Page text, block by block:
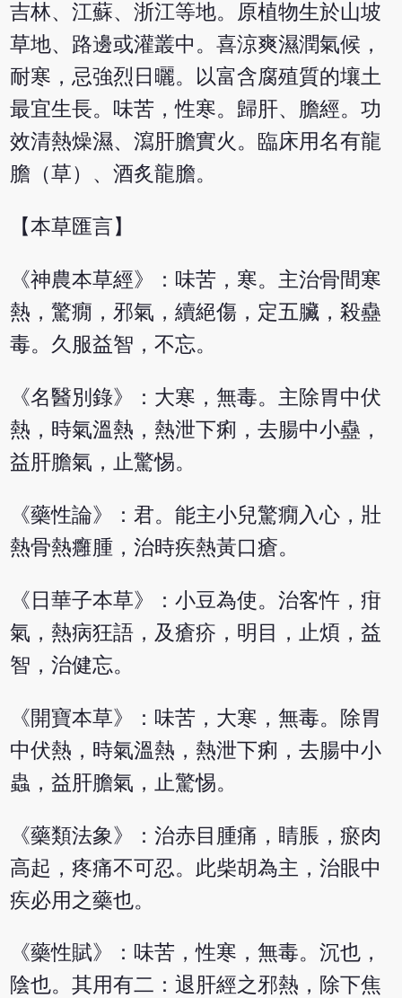
吉林、江蘇、浙江等地。原植物生於山坡
草地、路邊或灌叢中。喜涼爽濕潤氣候，
耐寒，忌強烈日曬。以富含腐殖質的壤土
最宜生長。味苦，性寒。歸肝、膽經。功
效清熱燥濕、瀉肝膽實火。臨床用名有龍
膽（草）、酒炙龍膽。
【本草匯言】
《神農本草經》：味苦，寒。主治骨間寒
熱，驚癇，邪氣，續絕傷，定五臟，殺蠱
毒。久服益智，不忘。
《名醫別錄》：大寒，無毒。主除胃中伏
熱，時氣溫熱，熱泄下痢，去腸中小蠱，
益肝膽氣，止驚惕。
《藥性論》：君。能主小兒驚癇入心，壯
熱骨熱癰腫，治時疾熱黃口瘡。
《日華子本草》：小豆為使。治客忤，疳
氣，熱病狂語，及瘡疥，明目，止煩，益
智，治健忘。
《開寶本草》：味苦，大寒，無毒。除胃
中伏熱，時氣溫熱，熱泄下痢，去腸中小
蟲，益肝膽氣，止驚惕。
《藥類法象》：治赤目腫痛，睛脹，瘀肉
高起，疼痛不可忍。此柴胡為主，治眼中
疾必用之藥也。
《藥性賦》：味苦，性寒，無毒。沉也，
陰也。其用有二：退肝經之邪熱，除下焦